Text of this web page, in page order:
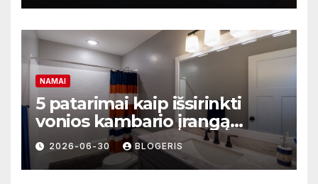
NAMAI
5 patarimai kaip išsirinkti
vonios kambario įrangą
mažoms erdvėms
2026-06-30 BLOGERIS